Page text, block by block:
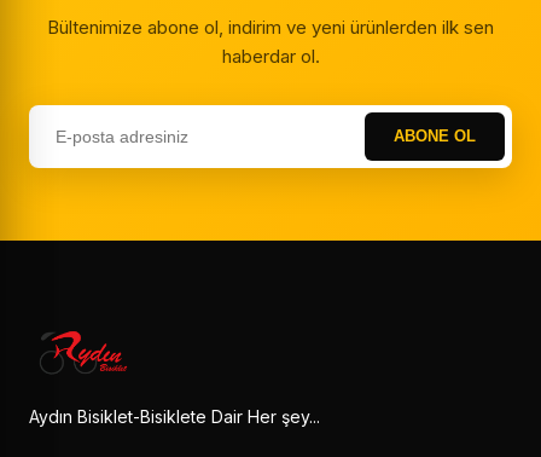
Bültenimize abone ol, indirim ve yeni ürünlerden ilk sen
haberdar ol.
ABONE OL
Aydın Bisiklet-Bisiklete Dair Her şey...